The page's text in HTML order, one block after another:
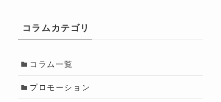
コラムカテゴリ
コラム一覧
プロモーション